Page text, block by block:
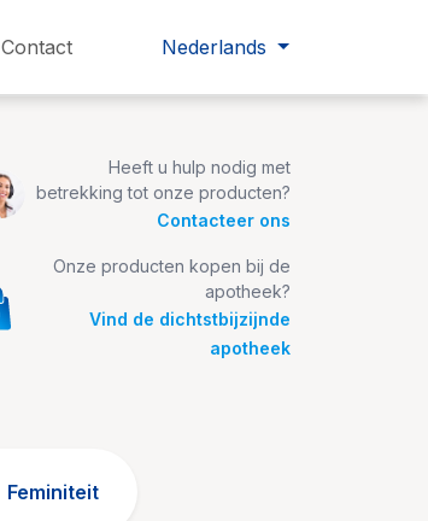
Contact Nederlands
Heeft u hulp nodig met
betrekking tot onze producten?
Contacteer ons
Onze producten kopen bij de
apotheek?
Vind de dichtstbijzijnde
apotheek
Feminiteit